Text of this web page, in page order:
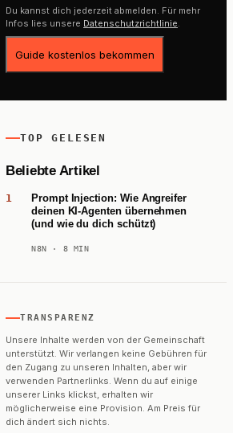
Du kannst dich jederzeit abmelden. Für mehr
Infos lies unsere Datenschutzrichtlinie.
Guide kostenlos bekommen
TOP GELESEN
Beliebte Artikel
Prompt Injection: Wie Angreifer
deinen KI-Agenten übernehmen
(und wie du dich schützt)
N8N · 8 MIN
TRANSPARENZ
Unsere Inhalte werden von der Gemeinschaft
unterstützt. Wir verlangen keine Gebühren für
den Zugang zu unseren Inhalten, aber wir
verwenden Partnerlinks. Wenn du auf einige
unserer Links klickst, erhalten wir
möglicherweise eine Provision. Am Preis für
dich ändert sich nichts.